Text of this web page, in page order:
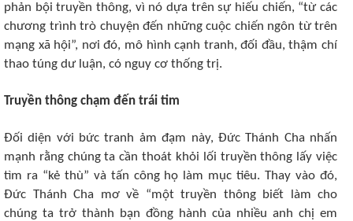
phản bội truyền thông, vì nó dựa trên sự hiếu chiến, “từ các
chương trình trò chuyện đến những cuộc chiến ngôn từ trên
mạng xã hội”, nơi đó, mô hình cạnh tranh, đối đầu, thậm chí
thao túng dư luận, có nguy cơ thống trị.
Truyền thông chạm đến trái tim
Đối diện với bức tranh ảm đạm này, Đức Thánh Cha nhấn
mạnh rằng chúng ta cần thoát khỏi lối truyền thông lấy việc
tìm ra “kẻ thù” và tấn công họ làm mục tiêu. Thay vào đó,
Đức Thánh Cha mơ về “một truyền thông biết làm cho
chúng ta trở thành bạn đồng hành của nhiều anh chị em